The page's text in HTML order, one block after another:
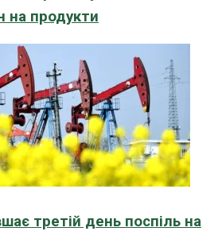
на продукти
третій день поспіль на